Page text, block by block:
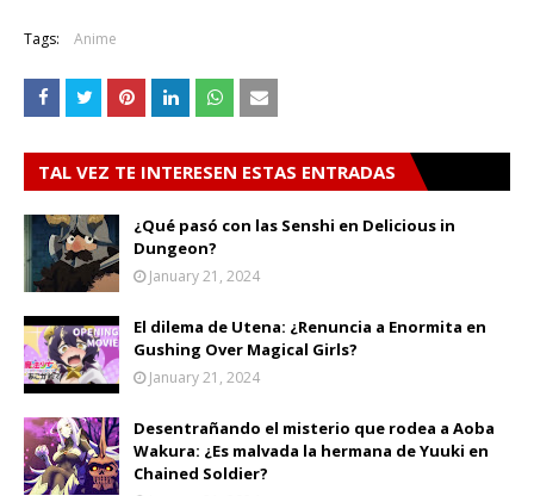
Tags: Anime
TAL VEZ TE INTERESEN ESTAS ENTRADAS
¿Qué pasó con las Senshi en Delicious in
Dungeon?
January 21, 2024
El dilema de Utena: ¿Renuncia a Enormita en
Gushing Over Magical Girls?
January 21, 2024
Desentrañando el misterio que rodea a Aoba
Wakura: ¿Es malvada la hermana de Yuuki en
Chained Soldier?